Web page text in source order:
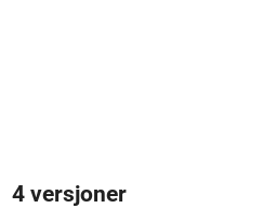
4 versjoner